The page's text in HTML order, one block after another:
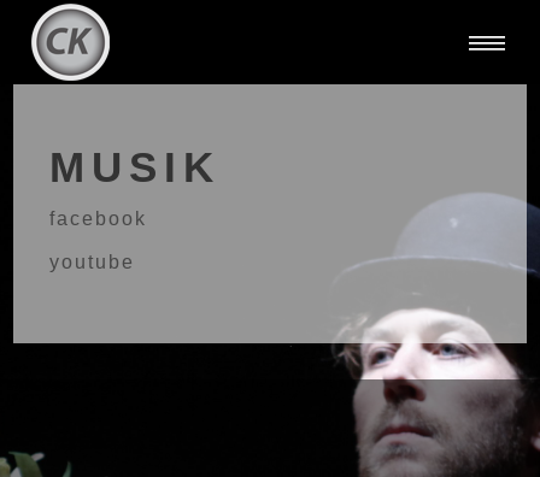
MUSIK
facebook
youtube